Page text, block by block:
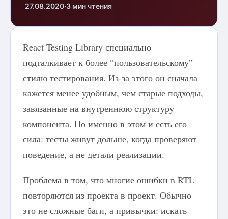
27.08.2020·3 мин чтения
React Testing Library специально
подталкивает к более “пользовательскому”
стилю тестирования. Из-за этого он сначала
кажется менее удобным, чем старые подходы,
завязанные на внутреннюю структуру
компонента. Но именно в этом и есть его
сила: тесты живут дольше, когда проверяют
поведение, а не детали реализации.
Проблема в том, что многие ошибки в RTL
повторяются из проекта в проект. Обычно
это не сложные баги, а привычки: искать